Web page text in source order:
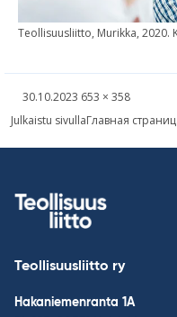
Teol­li­suus­liitto, Mu­rikka, 2020.
Kirjoitettu
30.10.2023 Täysikokoinen
653 × 358
Навигация
Julkaistu sivullaГлавная
Teollisuusliitto ry
Hakaniemenranta 1A